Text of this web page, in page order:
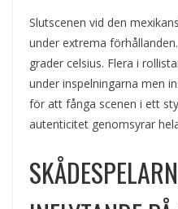
Slutscenen vid den
under extrema
grader celsius. Flera i
under inspelningarna men
för att fånga scenen i ett
autenticitet genomsyrar